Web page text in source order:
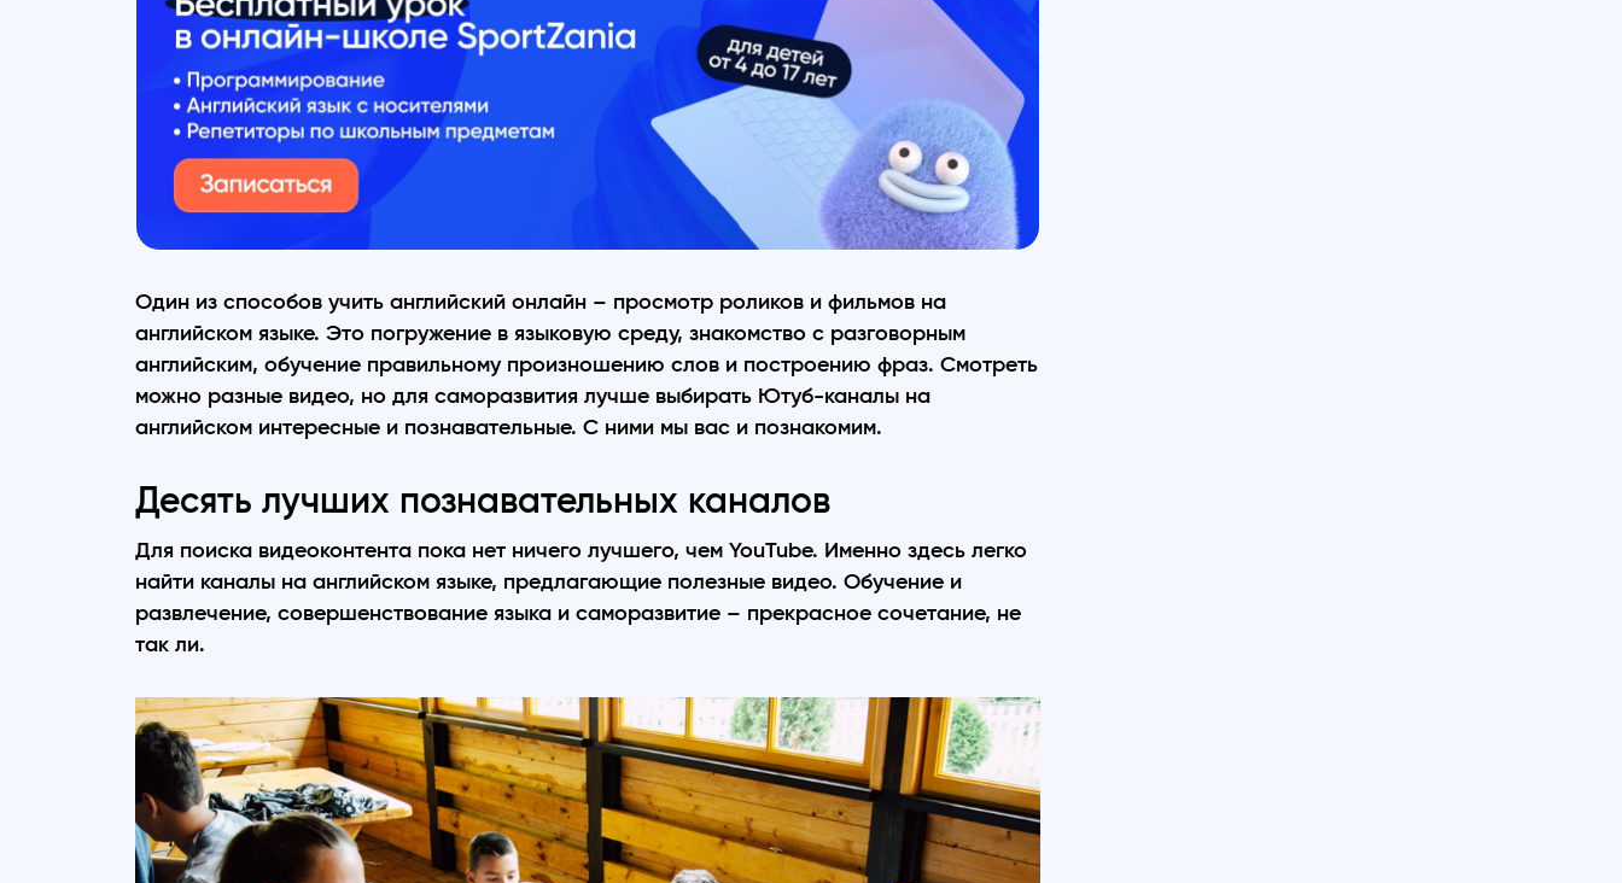
Один из способов учить английский онлайн – просмотр роликов и фильмов на
английском языке. Это погружение в языковую среду, знакомство с разговорным
английским, обучение правильному произношению слов и построению фраз. Смотреть
можно разные видео, но для саморазвития лучше выбирать Ютуб-каналы на
английском интересные и познавательные. С ними мы вас и познакомим.
Десять лучших познавательных каналов
Для поиска видеоконтента пока нет ничего лучшего, чем YouTube. Именно здесь легко
найти каналы на английском языке, предлагающие полезные видео. Обучение и
развлечение, совершенствование языка и саморазвитие – прекрасное сочетание, не
так ли.